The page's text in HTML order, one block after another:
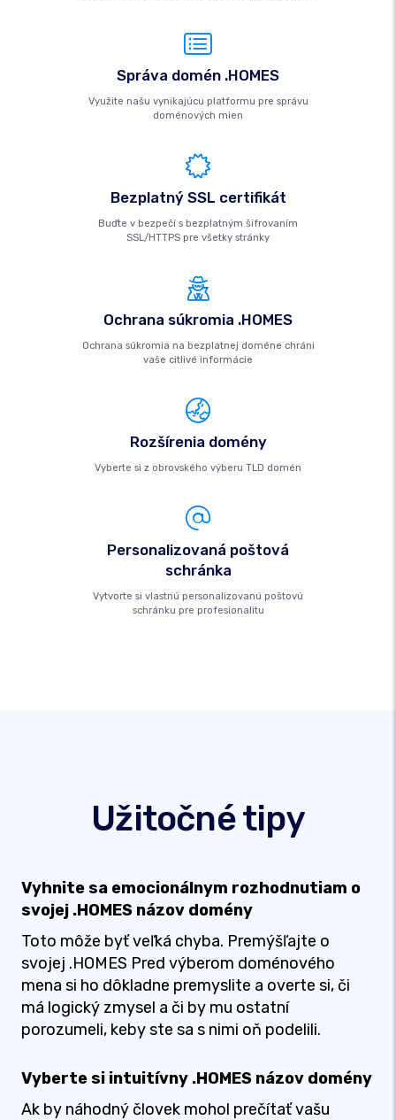
Správa domén .HOMES
Využite našu vynikajúcu platformu pre správu
doménových mien
Bezplatný SSL certifikát
Buďte v bezpečí s bezplatným šifrovaním
SSL/HTTPS pre všetky stránky
Ochrana súkromia .HOMES
Ochrana súkromia na bezplatnej doméne chráni
vaše citlivé informácie
Rozšírenia domény
Vyberte si z obrovského výberu TLD domén
Personalizovaná poštová
schránka
Vytvorte si vlastnú personalizovanú poštovú
schránku pre profesionalitu
Užitočné tipy
Vyhnite sa emocionálnym rozhodnutiam o
svojej .HOMES názov domény
Toto môže byť veľká chyba. Premýšľajte o
svojej .HOMES Pred výberom doménového
mena si ho dôkladne premyslite a overte si, či
má logický zmysel a či by mu ostatní
porozumeli, keby ste sa s nimi oň podelili.
Vyberte si intuitívny .HOMES názov domény
Ak by náhodný človek mohol prečítať vašu